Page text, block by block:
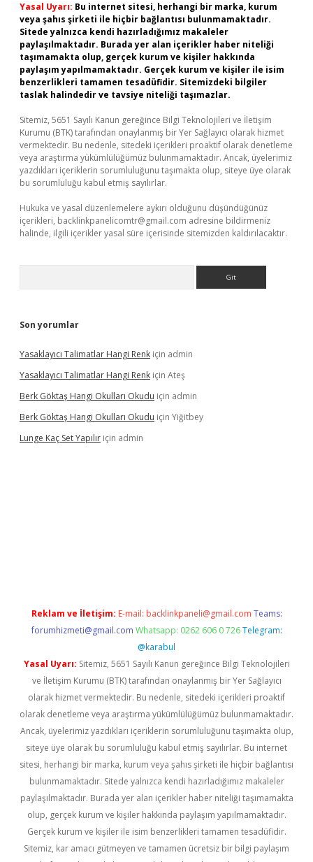
Yasal Uyarı: Bu internet sitesi, herhangi bir marka, kurum
veya şahıs şirketi ile hiçbir bağlantısı bulunmamaktadır.
Sitede yalnızca kendi hazırladığımız makaleler
paylaşılmaktadır. Burada yer alan içerikler haber niteliği
taşımamakta olup, gerçek kurum ve kişiler hakkında
paylaşım yapılmamaktadır. Gerçek kurum ve kişiler ile isim
benzerlikleri tamamen tesadüfidir. Sitemizdeki bilgiler
taslak halindedir ve tavsiye niteliği taşımazlar.
Sitemiz, 5651 Sayılı Kanun gereğince Bilgi Teknolojileri ve İletişim
Kurumu (BTK) tarafından onaylanmış bir Yer Sağlayıcı olarak hizmet
vermektedir. Bu nedenle, sitedeki içerikleri proaktif olarak denetleme
veya araştırma yükümlülüğümüz bulunmamaktadır. Ancak, üyelerimiz
yazdıkları içeriklerin sorumluluğunu taşımakta olup, siteye üye olarak
bu sorumluluğu kabul etmiş sayılırlar.
Hukuka ve yasal düzenlemelere aykırı olduğunu düşündüğünüz
içerikleri, backlinkpanelicomtr@gmail.com adresine bildirmeniz
halinde, ilgili içerikler yasal süre içerisinde sitemizden kaldırılacaktır.
Son yorumlar
Yasaklayıcı Talimatlar Hangi Renk için admin
Yasaklayıcı Talimatlar Hangi Renk için Ateş
Berk Göktaş Hangi Okulları Okudu için admin
Berk Göktaş Hangi Okulları Okudu için Yiğitbey
Lunge Kaç Set Yapılır için admin
Reklam ve İletişim: E-mail: backlinkpaneli@gmail.com Teams:
forumhizmeti@gmail.com Whatsapp: 0262 606 0 726 Telegram:
@karabul
Yasal Uyarı: Sitemiz, 5651 Sayılı Kanun gereğince Bilgi Teknolojileri
ve İletişim Kurumu (BTK) tarafından onaylanmış bir Yer Sağlayıcı
olarak hizmet vermektedir. Bu nedenle, sitedeki içerikleri proaktif
olarak denetleme veya araştırma yükümlülüğümüz bulunmamaktadır.
Ancak, üyelerimiz yazdıkları içeriklerin sorumluluğunu taşımakta olup,
siteye üye olarak bu sorumluluğu kabul etmiş sayılırlar. Bu internet
sitesi, herhangi bir marka, kurum veya şahıs şirketi ile hiçbir bağlantısı
bulunmamaktadır. Sitede yalnızca kendi hazırladığımız makaleler
paylaşılmaktadır. Burada yer alan içerikler haber niteliği taşımamakta
olup, gerçek kurum ve kişiler hakkında paylaşım yapılmamaktadır.
Gerçek kurum ve kişiler ile isim benzerlikleri tamamen tesadüfidir.
Sitemiz, kar amacı gütmeyen ve tamamen ücretsiz bir bilgi paylaşım